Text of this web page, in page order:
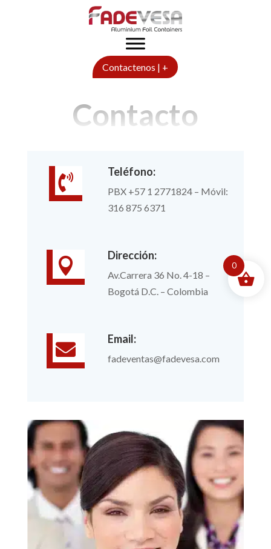
Contactenos | +
Contacto

Teléfono:
PBX +57 1 2771824 – Móvil:
316 875 6371

Dirección:
Av.Carrera 36 No. 4-18 –
Bogotá D.C. – Colombia

Email:
fadeventas@fadevesa.com
0